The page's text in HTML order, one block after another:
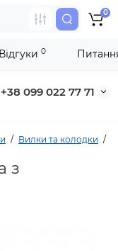
+38 099 022 77 71
0
Вилки та колодки
з
Відгуки 0